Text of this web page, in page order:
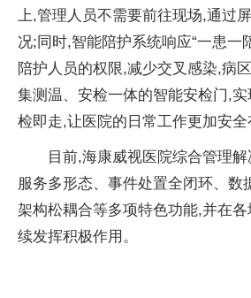
上,管理人员不需要前往现场,通过
况;同时,智能陪护系统响应“一患一
陪护人员的权限,减少交叉感染,病
集测温、安检一体的智能安检门,
检即走,让医院的日常工作更加安全
目前,海康威视医院综合管理
服务多形态、事件处置全闭环、数
架构松耦合等多项特色功能,并在
续发挥积极作用。